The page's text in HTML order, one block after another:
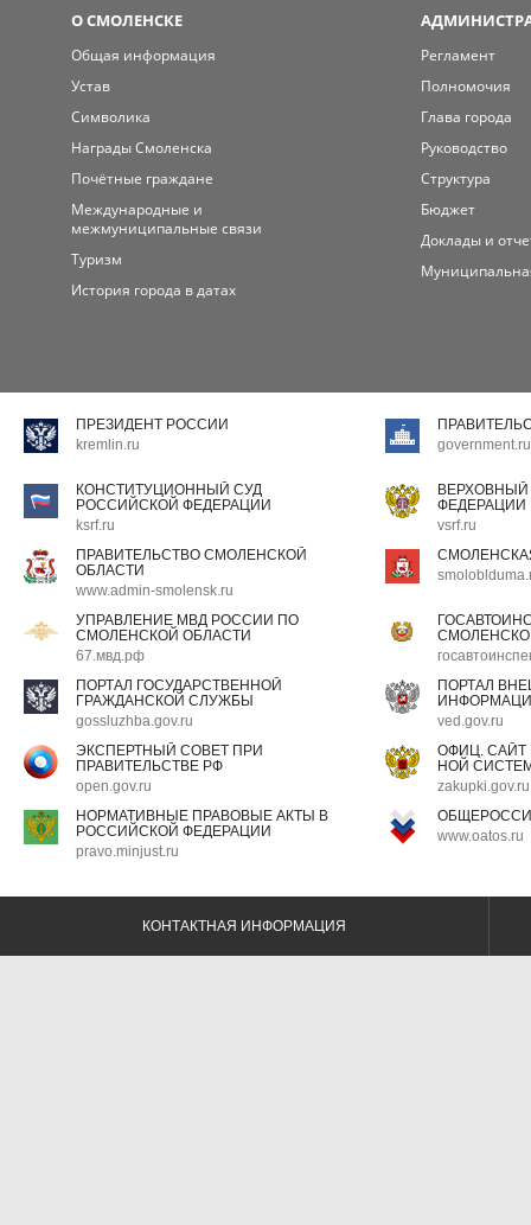
О СМОЛЕНСКЕ
Общая информация
Устав
Символика
Награды Смоленска
Почётные граждане
Международные и
межмуниципальные связи
Туризм
История города в датах
Регламент
Полномочия
Глава города
Руководство
Структура
Бюджет
Доклады и
ПРЕЗИДЕНТ РОССИИ
kremlin.ru
government.ru
КОНСТИТУЦИОННЫЙ СУД
РОССИЙСКОЙ ФЕДЕРАЦИИ
ksrf.ru
ФЕДЕРАЦИИ
vsrf.ru
ПРАВИТЕЛЬСТВО СМОЛЕНСКОЙ
ОБЛАСТИ
www.admin-smolensk.ru
УПРАВЛЕНИЕ МВД РОССИИ ПО
СМОЛЕНСКОЙ ОБЛАСТИ
67.мвд.рф
ПОРТАЛ ГОСУДАРСТВЕННОЙ
ГРАЖДАНСКОЙ СЛУЖБЫ
gossluzhba.gov.ru
ПОРТАЛ
ved.gov.ru
ЭКСПЕРТНЫЙ СОВЕТ ПРИ
ПРАВИТЕЛЬСТВЕ РФ
open.gov.ru
ОФИЦ.
НОЙ
zakupki.gov.ru
НОРМАТИВНЫЕ ПРАВОВЫЕ АКТЫ В
РОССИЙСКОЙ ФЕДЕРАЦИИ
pravo.minjust.ru
www.oatos.ru
КОНТАКТНАЯ ИНФОРМАЦИЯ